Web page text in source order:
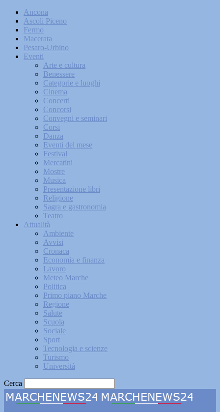
Ancona
Ascoli Piceno
Fermo
Macerata
Pesaro-Urbino
Eventi
Arte e cultura
Benessere
Categorie e luoghi
Cinema
Concerti
Concorsi
Convegni e seminari
Corsi
Danza
Eventi del mese
Festival
Mercatini
Mostre
Musica
Presentazione libri
Religione
Sagra e gastronomia
Teatro
Attualità
Ambiente
Avvisi
Cronaca
Economia e finanza
Lavoro
Meteo Marche
Politica
Primo piano Marche
Regione
Salute
Scuola
Sociale
Sport
Tecnologia e scienze
Turismo
Università
Cerca